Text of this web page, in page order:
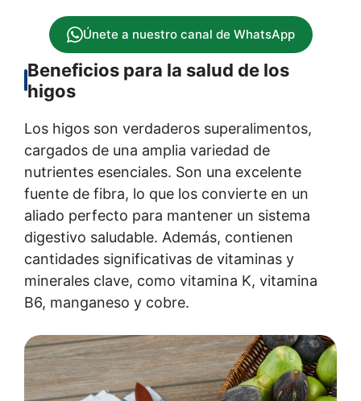
Únete a nuestro canal de WhatsApp
Beneficios para la salud de los
higos
Los higos son verdaderos superalimentos,
cargados de una amplia variedad de
nutrientes esenciales. Son una excelente
fuente de fibra, lo que los convierte en un
aliado perfecto para mantener un sistema
digestivo saludable. Además, contienen
cantidades significativas de vitaminas y
minerales clave, como vitamina K, vitamina
B6, manganeso y cobre.